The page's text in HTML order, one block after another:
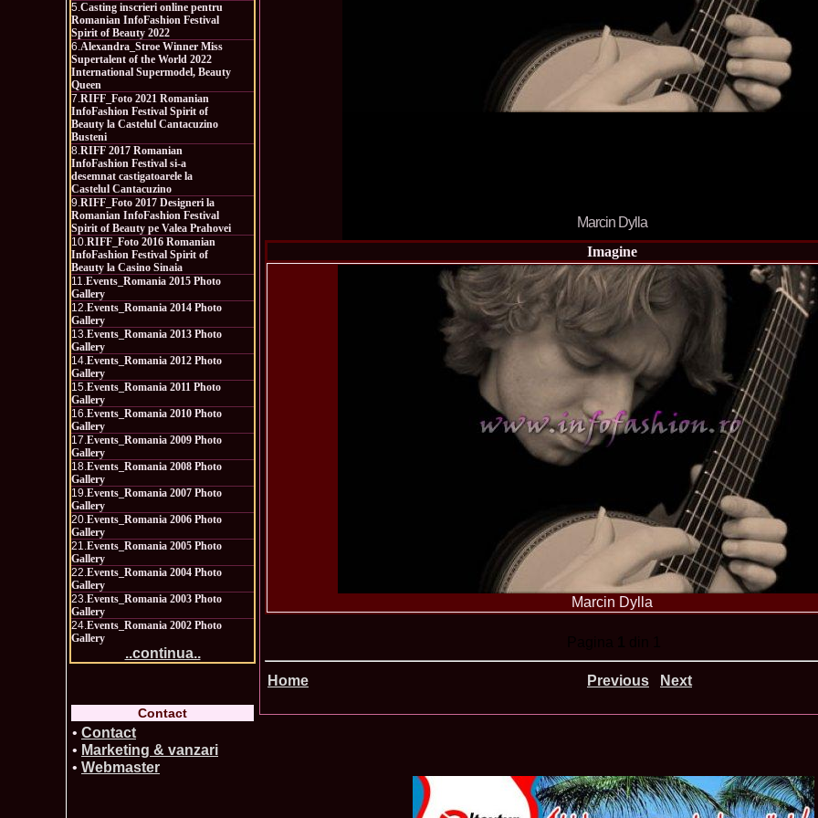
2013
38.
by Oana Savescu
39.Top_Model
InfoFashion
40.The_Miss
ed. in Albania
41.
46.Miss_Bikini
Charlie See
Beauty
Europe in
49.
50.The_Miss
Romania
51.
urma Finalei
52.2013
International,
53.
Europe in Turcia
54.
55.The_Miss
Romania
56.
International in
57.
Infofashion
ROC
60.
64.2002
Malta
65.
5.Casting inscrieri online pentru
Romanian InfoFashion Festival
Spirit of Beauty 2022
6.Alexandra_Stroe Winner Miss
Supertalent of the World 2022
International Supermodel, Beauty
Queen
7.RIFF_Foto 2021 Romanian
InfoFashion Festival Spirit of
Beauty la Castelul Cantacuzino
Busteni
8.RIFF 2017 Romanian
InfoFashion Festival si-a
desemnat castigatoarele la
Castelul Cantacuzino
9.RIFF_Foto 2017 Designeri la
Romanian InfoFashion Festival
Spirit of Beauty pe Valea Prahovei
10.RIFF_Foto 2016 Romanian
InfoFashion Festival Spirit of
Beauty la Casino Sinaia
11.Events_Romania 2015 Photo
Gallery
12.Events_Romania 2014 Photo
Gallery
13.Events_Romania 2013 Photo
Gallery
14.Events_Romania 2012 Photo
Gallery
15.Events_Romania 2011 Photo
Gallery
16.Events_Romania 2010 Photo
Gallery
17.Events_Romania 2009 Photo
Gallery
18.Events_Romania 2008 Photo
Gallery
19.Events_Romania 2007 Photo
Gallery
20.Events_Romania 2006 Photo
Gallery
21.Events_Romania 2005 Photo
Gallery
22.Events_Romania 2004 Photo
Gallery
23.Events_Romania 2003 Photo
Gallery
24.Events_Romania 2002 Photo
Gallery
..continua..
Contact
• Contact
• Marketing & vanzari
• Webmaster
Marcin Dylla
Imagine
Marcin Dylla
Home Previous Next